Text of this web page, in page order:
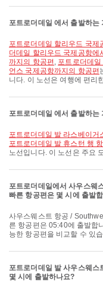
포트로더데일 에서 출발하는
포트로더데일 할리우드 국
더데일 할리우드 국제공항에
까지의 항공편 , 포트로더데일
언스 국제공항까지의 항공편
니다. 이 노선은 여행에 편리
포트로더데일 에서 출발하는
포트로더데일 발 라스베이거
포트로더데일 발 휴스턴 행
노선입니다. 이 노선은 주요
포트로더데일에서 사우스
빠른 항공편은 몇 시에 출발
사우스웨스트 항공 / Southwest Airlines를 이용한 포트로더데일 출발 가장 이
른 항공편은 05:40에 출발합
능한 항공편을 비교할 수 있
포트로더데일 발 사우스웨
몇 시에 출발하나요?